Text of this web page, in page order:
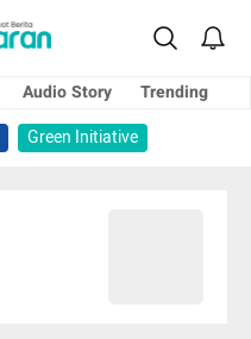
Audio Story
Trending
Green Initiative